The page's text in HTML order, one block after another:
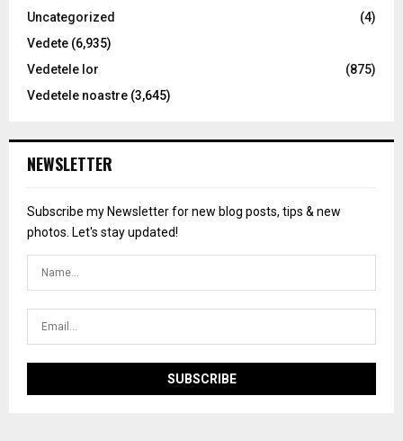
Uncategorized
(4)
Vedete (6,935)
Vedetele lor
(875)
Vedetele noastre (3,645)
NEWSLETTER
Subscribe my Newsletter for new blog posts, tips & new
photos. Let's stay updated!